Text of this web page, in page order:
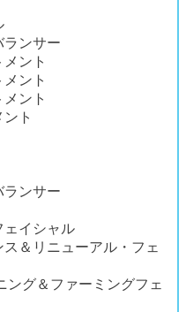
ランサー
ント
ント
ント
ト
ランサー
ェイシャル
＆リニューアル・フェ
ング＆ファーミングフェ